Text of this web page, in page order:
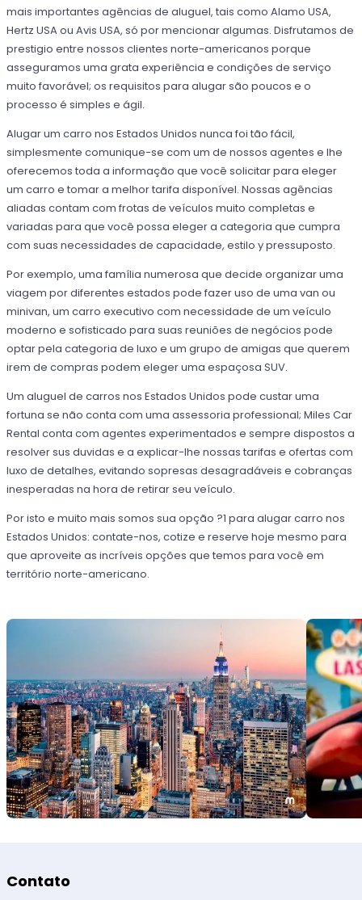
mais importantes agências de aluguel, tais como Alamo USA,
Hertz USA ou Avis USA, só por mencionar algumas. Disfrutamos de
prestigio entre nossos clientes norte-americanos porque
asseguramos uma grata experiência e condições de serviço
muito favorável; os requisitos para alugar são poucos e o
processo é simples e ágil.
Alugar um carro nos Estados Unidos nunca foi tão fácil,
simplesmente comunique-se com um de nossos agentes e lhe
oferecemos toda a informação que você solicitar para eleger
um carro e tomar a melhor tarifa disponível. Nossas agências
aliadas contam com frotas de veículos muito completas e
variadas para que você possa eleger a categoria que cumpra
com suas necessidades de capacidade, estilo y pressuposto.
Por exemplo, uma família numerosa que decide organizar uma
viagem por diferentes estados pode fazer uso de uma van ou
minivan, um carro executivo com necessidade de um veículo
moderno e sofisticado para suas reuniões de negócios pode
optar pela categoria de luxo e um grupo de amigas que querem
irem de compras podem eleger uma espaçosa SUV.
Um aluguel de carros nos Estados Unidos pode custar uma
fortuna se não conta com uma assessoria professional; Miles Car
Rental conta com agentes experimentados e sempre dispostos a
resolver sus duvidas e a explicar-lhe nossas tarifas e ofertas com
luxo de detalhes, evitando sopresas desagradáveis e cobranças
inesperadas na hora de retirar seu veículo.
Por isto e muito mais somos sua opção ?1 para alugar carro nos
Estados Unidos: contate-nos, cotize e reserve hoje mesmo para
que aproveite as incríveis opções que temos para você em
território norte-americano.
Contato